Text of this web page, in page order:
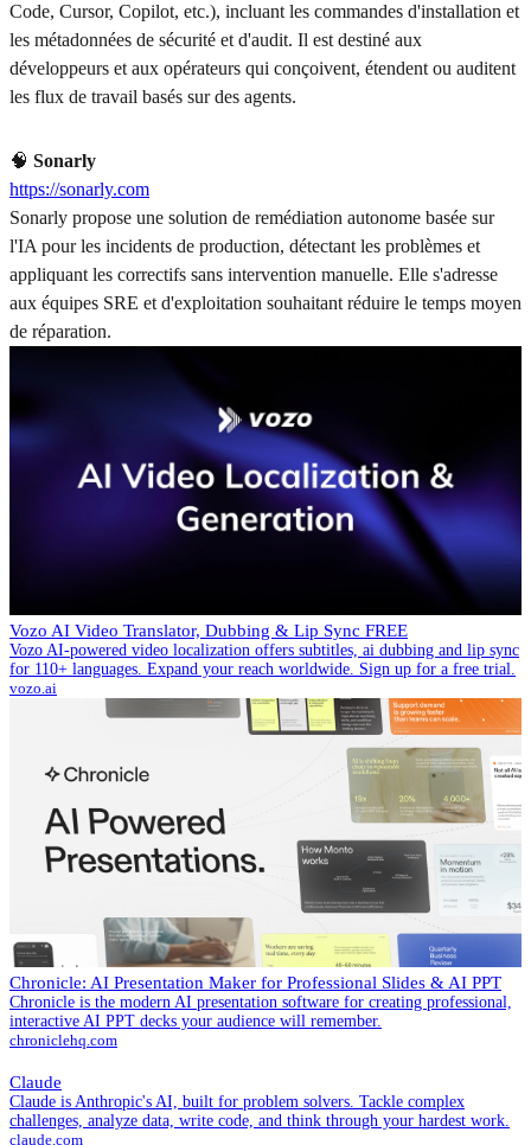
Code, Cursor, Copilot, etc.), incluant les commandes d'installation et
les métadonnées de sécurité et d'audit. Il est destiné aux
développeurs et aux opérateurs qui conçoivent, étendent ou auditent
les flux de travail basés sur des agents.
🧠 Sonarly
https://sonarly.com
Sonarly propose une solution de remédiation autonome basée sur
l'IA pour les incidents de production, détectant les problèmes et
appliquant les correctifs sans intervention manuelle. Elle s'adresse
aux équipes SRE et d'exploitation souhaitant réduire le temps moyen
de réparation.
Vozo AI Video Translator, Dubbing & Lip Sync FREE
Vozo AI-powered video localization offers subtitles, ai dubbing and lip sync
for 110+ languages. Expand your reach worldwide. Sign up for a free trial.
vozo.ai
Chronicle: AI Presentation Maker for Professional Slides & AI PPT
Chronicle is the modern AI presentation software for creating professional,
interactive AI PPT decks your audience will remember.
chroniclehq.com
Claude
Claude is Anthropic's AI, built for problem solvers. Tackle complex
challenges, analyze data, write code, and think through your hardest work.
claude.com